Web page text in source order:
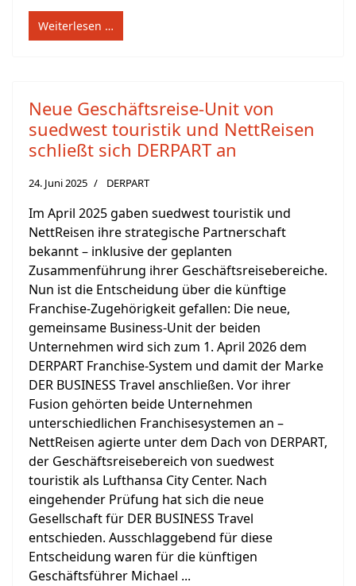
Weiterlesen …
Neue Geschäftsreise-Unit von
suedwest touristik und NettReisen
schließt sich DERPART an
24. Juni 2025 DERPART
Im April 2025 gaben suedwest touristik und
NettReisen ihre strategische Partnerschaft
bekannt – inklusive der geplanten
Zusammenführung ihrer Geschäftsreisebereiche.
Nun ist die Entscheidung über die künftige
Franchise-Zugehörigkeit gefallen: Die neue,
gemeinsame Business-Unit der beiden
Unternehmen wird sich zum 1. April 2026 dem
DERPART Franchise-System und damit der Marke
DER BUSINESS Travel anschließen. Vor ihrer
Fusion gehörten beide Unternehmen
unterschiedlichen Franchisesystemen an –
NettReisen agierte unter dem Dach von DERPART,
der Geschäftsreisebereich von suedwest
touristik als Lufthansa City Center. Nach
eingehender Prüfung hat sich die neue
Gesellschaft für DER BUSINESS Travel
entschieden. Ausschlaggebend für diese
Entscheidung waren für die künftigen
Geschäftsführer Michael ...